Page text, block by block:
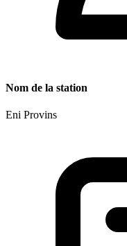
Nom de la station
Eni Provins